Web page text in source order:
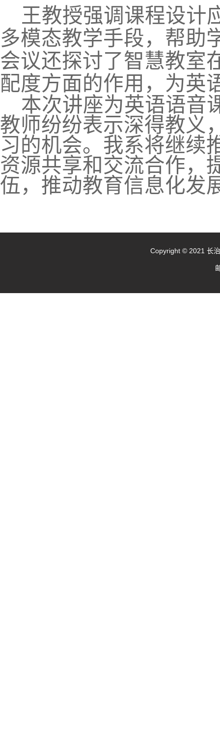
王教授强调课程设计
多模态教学手段，帮助
会议还探讨了智慧教室
配度方面的作用，为英
本次讲座为英语语音
教师纷纷表示深得教义
习的机会。 我系将继续
资源共享和交流合作，
伍， 推动教育信息化发
Copyright © 2021 长